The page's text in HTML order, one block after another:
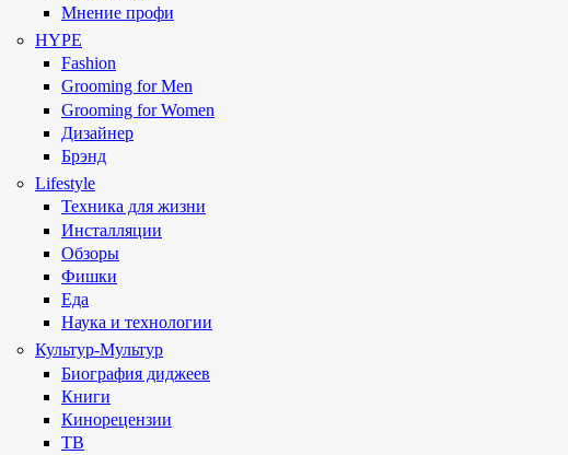
Мнение профи
HYPE
Fashion
Grooming for Men
Grooming for Women
Дизайнер
Брэнд
Lifestyle
Техника для жизни
Инсталляции
Обзоры
Фишки
Еда
Наука и технологии
Культур-Мультур
Биография диджеев
Книги
Кинорецензии
ТВ